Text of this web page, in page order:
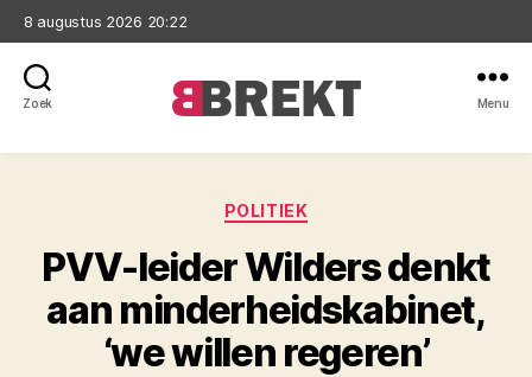
8 augustus 2026 20:22
Zoek Menu
Categorieën
POLITIEK
PVV-leider Wilders denkt
aan minderheidskabinet,
‘we willen regeren’